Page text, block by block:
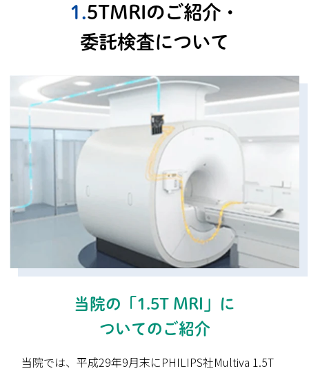
1.5TMRIのご紹介・
委託検査について
当院の「1.5T MRI」に
ついてのご紹介
当院では、平成29年9月末にPHILIPS社Multiva 1.5T